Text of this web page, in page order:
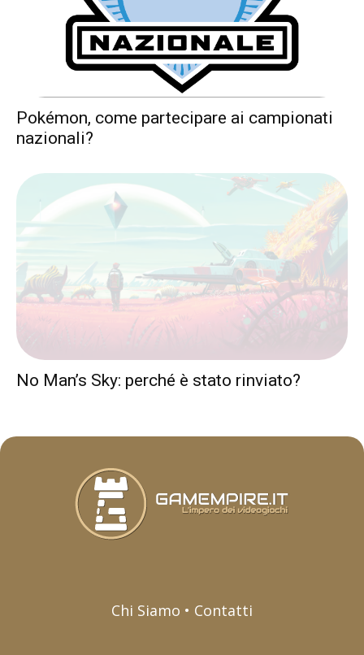
Pokémon, come partecipare ai campionati
nazionali?
No Man’s Sky: perché è stato rinviato?
Chi Siamo • Contatti